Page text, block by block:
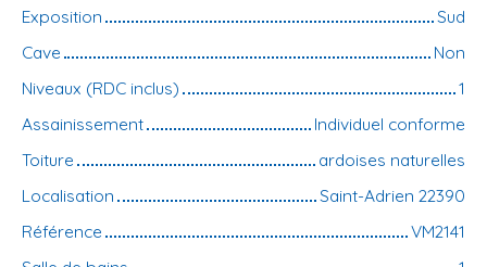
Exposition
Sud
Cave
Non
Niveaux (RDC inclus)
1
Assainissement
Individuel conforme
Toiture
ardoises naturelles
Localisation
Saint-Adrien 22390
Référence
VM2141